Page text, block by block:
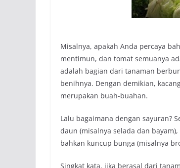
Misalnya, apakah Anda percaya
mentimun, dan tomat semuanya
adalah bagian dari tanaman
benihnya. Dengan demikian,
merupakan buah-buahan.
Lalu bagaimana dengan sayuran?
daun (misalnya selada dan
bahkan kuncup bunga (misalnya
Singkat kata, jika berasal dari